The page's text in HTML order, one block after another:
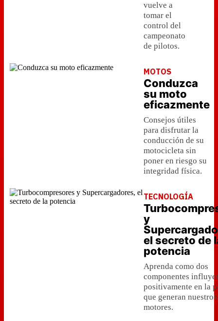
vuelve a
tomar el
control del
campeonato
de pilotos.
MOTOS
Conduzca
su moto
eficazmente
Consejos útiles
para disfrutar la
conducción de su
motocicleta sin
poner en riesgo su
integridad física.
TECNOLOGÍA
y
el secreto de
potencia
Aprenda como dos
componentes
positivamente en la
que generan nuestros
motores.